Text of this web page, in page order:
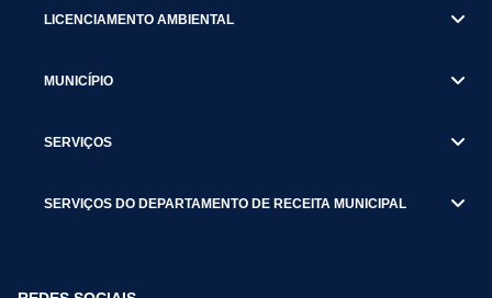
LICENCIAMENTO AMBIENTAL
MUNICÍPIO
SERVIÇOS
SERVIÇOS DO DEPARTAMENTO DE RECEITA MUNICIPAL